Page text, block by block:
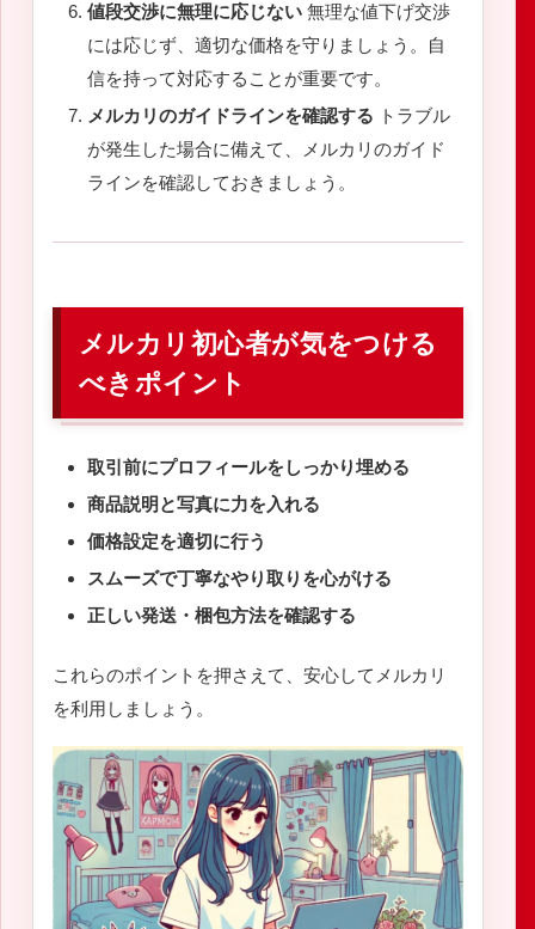
値段交渉に無理に応じない 無理な値下げ交渉
には応じず、適切な価格を守りましょう。自
信を持って対応することが重要です。
メルカリのガイドラインを確認する トラブル
が発生した場合に備えて、メルカリのガイド
ラインを確認しておきましょう。
メルカリ初心者が気をつける
べきポイント
取引前にプロフィールをしっかり埋める
商品説明と写真に力を入れる
価格設定を適切に行う
スムーズで丁寧なやり取りを心がける
正しい発送・梱包方法を確認する
これらのポイントを押さえて、安心してメルカリ
を利用しましょう。